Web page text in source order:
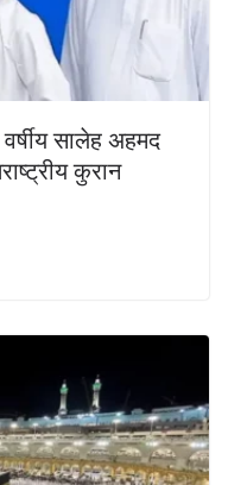
सालेह अहमद
कुरान